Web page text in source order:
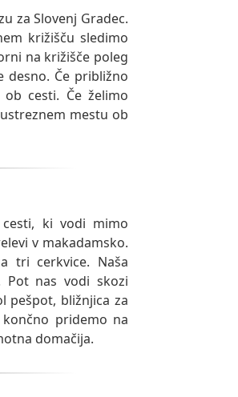
za Slovenj Gradec.
križišču sledimo
na križišče poleg
desno. Če približno
cesti. Če želimo
mestu ob
ki vodi mimo
v makadamsko.
tri cerkvice. Naša
Pot nas vodi skozi
pešpot, bližnjica za
pridemo na
domačija.